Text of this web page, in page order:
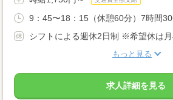
9：45〜18：15（休憩60分）7時間
シフトによる週休2日制 ※希望休は
もっと見る
求人詳細を見る